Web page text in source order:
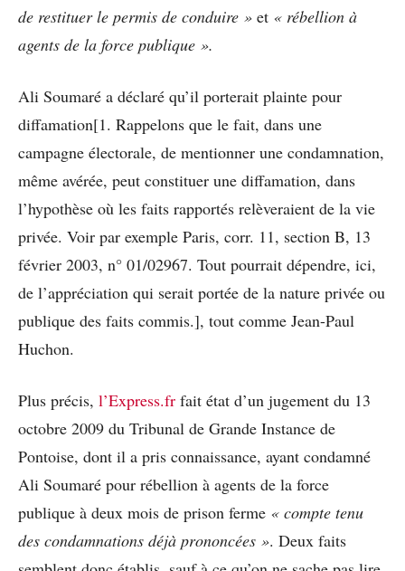
de restituer le permis de conduire » et « rébellion à
agents de la force publique ».
Ali Soumaré a déclaré qu’il porterait plainte pour
diffamation[1. Rappelons que le fait, dans une
campagne électorale, de mentionner une condamnation,
même avérée, peut constituer une diffamation, dans
l’hypothèse où les faits rapportés relèveraient de la vie
privée. Voir par exemple Paris, corr. 11, section B, 13
février 2003, n° 01/02967. Tout pourrait dépendre, ici,
de l’appréciation qui serait portée de la nature privée ou
publique des faits commis.], tout comme Jean-Paul
Huchon.
Plus précis, l’Express.fr fait état d’un jugement du 13
octobre 2009 du Tribunal de Grande Instance de
Pontoise, dont il a pris connaissance, ayant condamné
Ali Soumaré pour rébellion à agents de la force
publique à deux mois de prison ferme « compte tenu
des condamnations déjà prononcées ». Deux faits